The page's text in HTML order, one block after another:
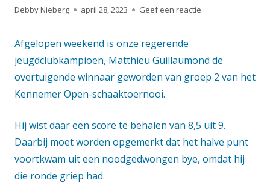
Auteur
Debby Nieberg
Gepubliceerd
april 28, 2023 Geef een reactie
Afgelopen weekend is onze regerende
jeugdclubkampioen, Matthieu Guillaumond de
overtuigende winnaar geworden van groep 2 van het
Kennemer Open-schaaktoernooi.
Hij wist daar een score te behalen van 8,5 uit 9.
Daarbij moet worden opgemerkt dat het halve punt
voortkwam uit een noodgedwongen bye, omdat hij
die ronde griep had.